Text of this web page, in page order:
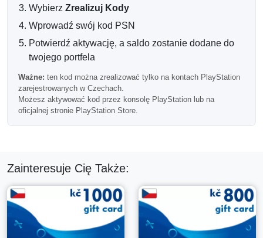
Finansowanie zakupów w grze w dłuższym okresie
Wygodne dla Długoterminowych
Wydatków
Wysoki balans w portfelu może przyspieszyć i ułatwić
przyszłe zakupy w PlayStation Store, szczególnie podczas
sezonowych wyprzedaży lub dużych premier gier.
Dostawa Kodu Cyfrowego
jest przetwarzana automatycznie.
Wymagane Konto PSN w Czechach
Ważne:
ta karta podarunkowa PlayStation może być
zrealizowana tylko na kontach zarejestrowanych w
Czechach.
Wybierz Zrealizuj Kody
Wprowadź swój kod PSN
Potwierdź aktywację, a saldo zostanie dodane do
twojego portfela
Ważne: ten kod można zrealizować tylko na kontach PlayStation
zarejestrowanych w Czechach.
Możesz aktywować kod przez konsolę PlayStation lub na
oficjalnej stronie PlayStation Store.
Zainteresuje Cię Także: